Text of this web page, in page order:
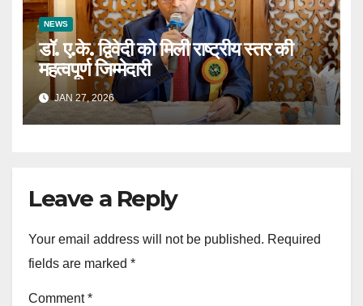
NEWS
डॉ. ए.के. द्विवेदी को मिली राष्ट्रीय स्तर की
महत्वपूर्ण जिम्मेदारी
JAN 27, 2026
Leave a Reply
Your email address will not be published. Required
fields are marked *
Comment*